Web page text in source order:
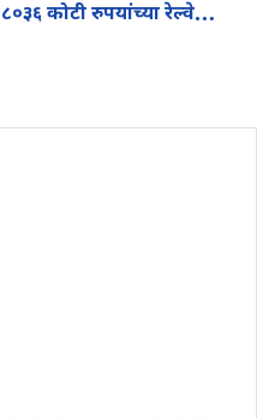
कोटी रुपयांच्या रेल्वे
मान्यता